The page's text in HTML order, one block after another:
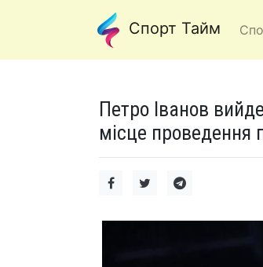
Спорт Тайм
Петро Іванов
місце проведення